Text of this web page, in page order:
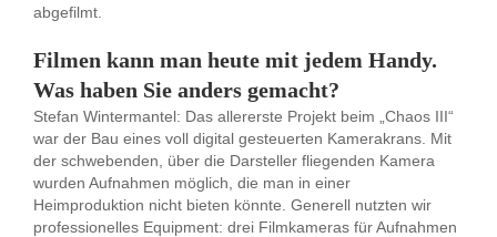
abgefilmt.
Filmen kann man heute mit jedem Handy.
Was haben Sie anders gemacht?
Stefan Wintermantel: Das allererste Projekt beim „Chaos III“
war der Bau eines voll digital gesteuerten Kamerakrans. Mit
der schwebenden, über die Darsteller fliegenden Kamera
wurden Aufnahmen möglich, die man in einer
Heimproduktion nicht bieten könnte. Generell nutzten wir
professionelles Equipment: drei Filmkameras für Aufnahmen